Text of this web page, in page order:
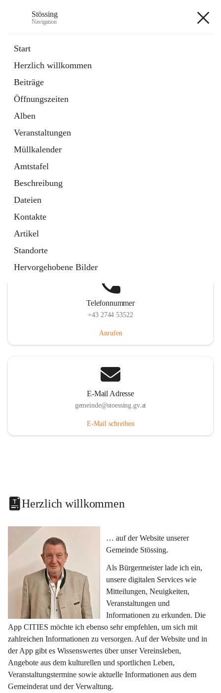
Stössing
Navigation
Start
Herzlich willkommen
Beiträge
Öffnungszeiten
Alben
Veranstaltungen
Müllkalender
Amtstafel
Beschreibung
Dateien
Kontakte
Artikel
Standorte
Hervorgehobene Bilder
Datei
in
Tab
Kindergarten
öffnet
in
neuem
Tab
Telefonnummer
+43 2744 53522
Anrufen
E-Mail Adresse
gemeinde@stoessing.gv.at
E-Mail schreiben
Herzlich willkommen
… auf der Website unserer
Gemeinde Stössing.
Als Bürgermeister lade ich ein,
unsere digitalen Services wie
Mitteilungen, Neuigkeiten,
Veranstaltungen und
Informationen zu erkunden. Die
App CITIES möchte ich ebenso sehr empfehlen, um sich mit
zahlreichen Informationen zu versorgen. Auf der Website und in
der App gibt es Wissenswertes über unser Vereinsleben,
Angebote aus dem kulturellen und sportlichen Leben,
Veranstaltungstermine sowie aktuelle Informationen aus dem
Gemeinderat und der Verwaltung.